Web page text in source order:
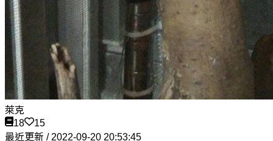
萊克
18
15
最近更新 / 2022-09-20 20:53:45